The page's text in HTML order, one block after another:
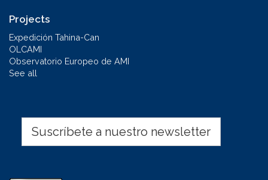
Projects
Expedición Tahina-Can
OLCAMI
Observatorio Europeo de AMI
See all
Suscríbete a nuestro newsletter